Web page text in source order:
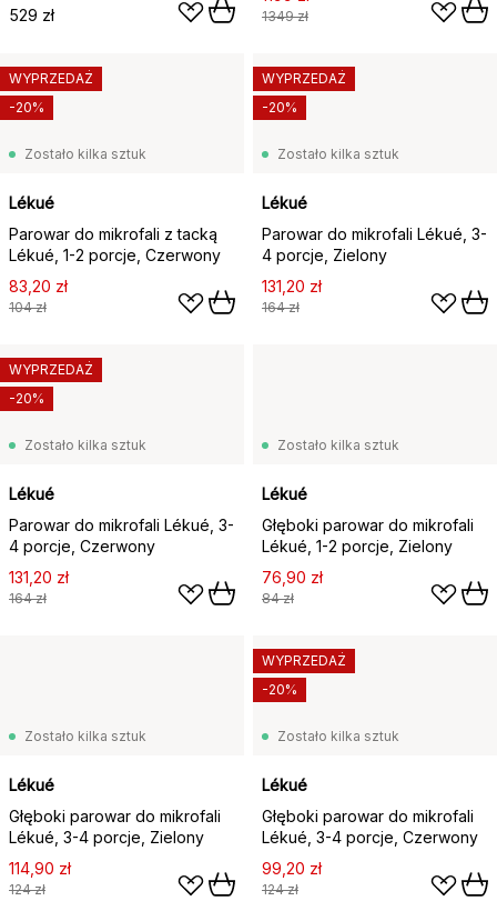
529 zł 1349 zł
Zostało kilka sztuk
Lékué
Parowar do mikrofali z tacką
Lékué, 1-2 porcje, Czerwony
83,20 zł
104 zł
WYPRZEDAŻ
-20%
Zostało kilka sztuk
Lékué
Parowar do mikrofali Lékué, 3-
4 porcje, Zielony
131,20 zł
164 zł
WYPRZEDAŻ
-20%
Zostało kilka sztuk
Lékué
Parowar do mikrofali Lékué, 3-
4 porcje, Czerwony
131,20 zł
164 zł
WYPRZEDAŻ
-20%
Zostało kilka sztuk
Lékué
Głęboki parowar do mikrofali
Lékué, 1-2 porcje, Zielony
76,90 zł
84 zł
Zostało kilka sztuk
Lékué
Głęboki parowar do mikrofali
Lékué, 3-4 porcje, Zielony
114,90 zł
124 zł
Zostało kilka sztuk
Lékué
Głęboki parowar do mikrofali
Lékué, 3-4 porcje, Czerwony
99,20 zł
124 zł
WYPRZEDAŻ
-20%